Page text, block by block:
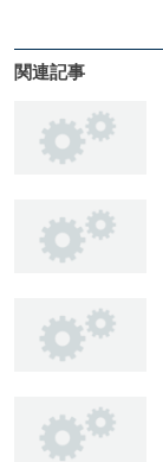
関連記事